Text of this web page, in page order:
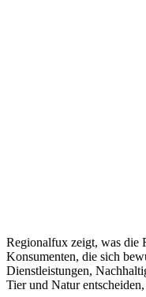
Regionalfux zeigt, was die
Konsumenten, die sich
Dienstleistungen,
Tier und Natur